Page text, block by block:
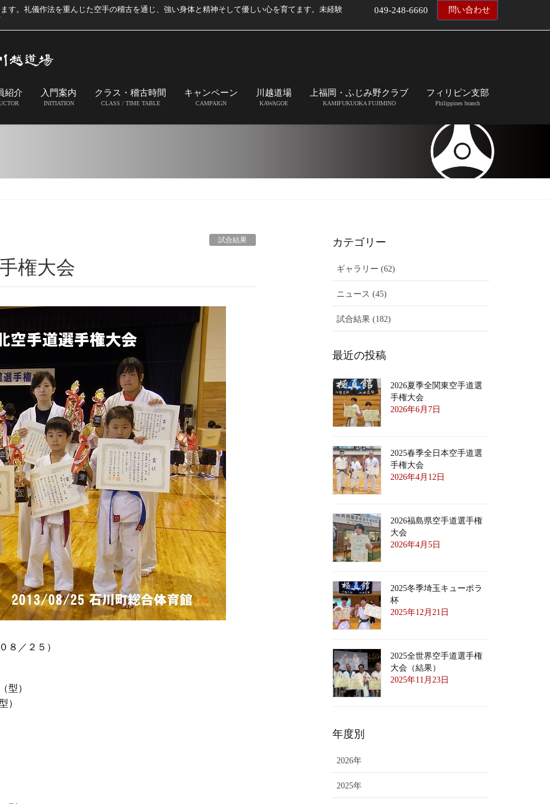
す。礼儀作法を重んじた空手の稽古を通じ、強い身体と精神そして優しい心を育てます。未経験
049-248-6660 問い合わせ
紹介 入門案内
INITIATION
クラス・稽古時間
CLASS / TIME TABLE
キャンペーン
CAMPAIGN
川越道場
KAWAGOE
上福岡・ふじみ野クラブ
KAMIFUKUOKA FUJIMINO
フィリピン支部
Philippines branch
試合結果
権大会
８／２５）
）
カテゴリー
ギャラリー (62)
ニュース (45)
試合結果 (182)
最近の投稿
2026夏季全関東空手道選
手権大会
2026年6月7日
2025春季全日本空手道選
手権大会
2026年4月12日
2026福島県空手道選手権
大会
2026年4月5日
2025冬季埼玉キューポラ
杯
2025年12月21日
2025全世界空手道選手権
大会（結果）
2025年11月23日
年度別
2026年
2025年